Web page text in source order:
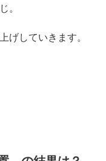
。
げしていきます。